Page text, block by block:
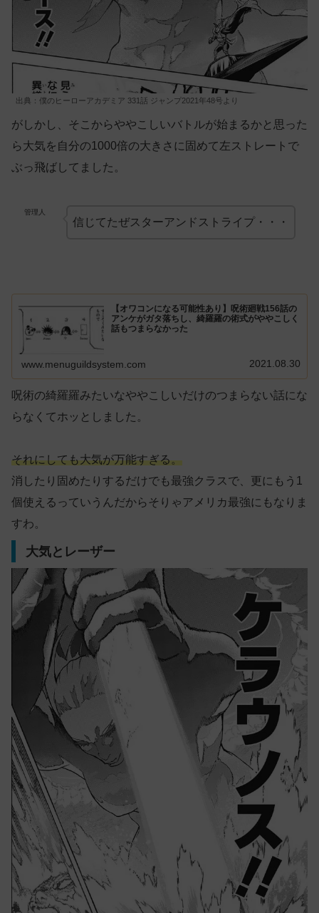
出典：僕のヒーローアカデミア 331話 ジャンプ2021年48号より
がしかし、そこからややこしいバトルが始まるかと思った
ら大気を自分の1000倍の大きさに固めて左ストレートで
ぶっ飛ばしてました。
管理人
信じてたぜスターアンドストライプ・・・
【オワコンになる可能性あり】呪術廻戦156話の
アンケがガタ落ちし、綺羅羅の術式がややこしく
話もつまらなかった
www.menuguildsystem.com 2021.08.30
呪術の綺羅羅みたいなややこしいだけのつまらない話にな
らなくてホッとしました。
それにしても大気が万能すぎる。
消したり固めたりするだけでも最強クラスで、更にもう1
個使えるっていうんだからそりゃアメリカ最強にもなりま
すわ。
大気とレーザー